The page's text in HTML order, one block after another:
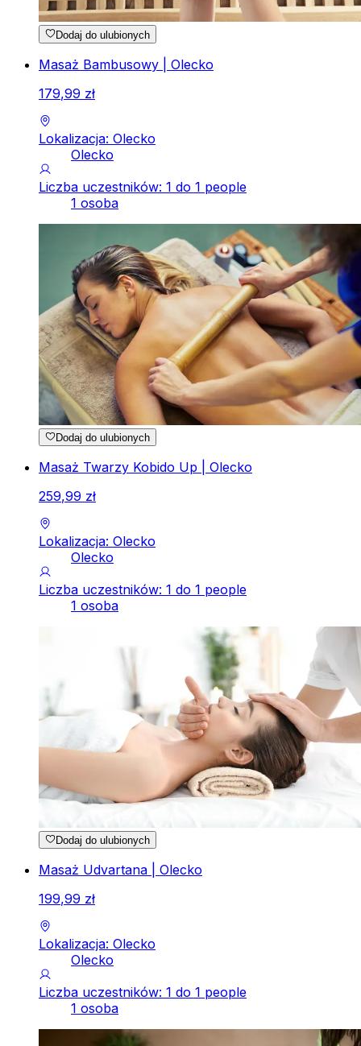
Dodaj do ulubionych
Masaż Bambusowy | Olecko
179,99 zł
Lokalizacja: Olecko
Olecko
Liczba uczestników: 1 do 1 people
1 osoba
Dodaj do ulubionych
Masaż Twarzy Kobido Up | Olecko
259,99 zł
Lokalizacja: Olecko
Olecko
Liczba uczestników: 1 do 1 people
1 osoba
Dodaj do ulubionych
Masaż Udvartana | Olecko
199,99 zł
Lokalizacja: Olecko
Olecko
Liczba uczestników: 1 do 1 people
1 osoba